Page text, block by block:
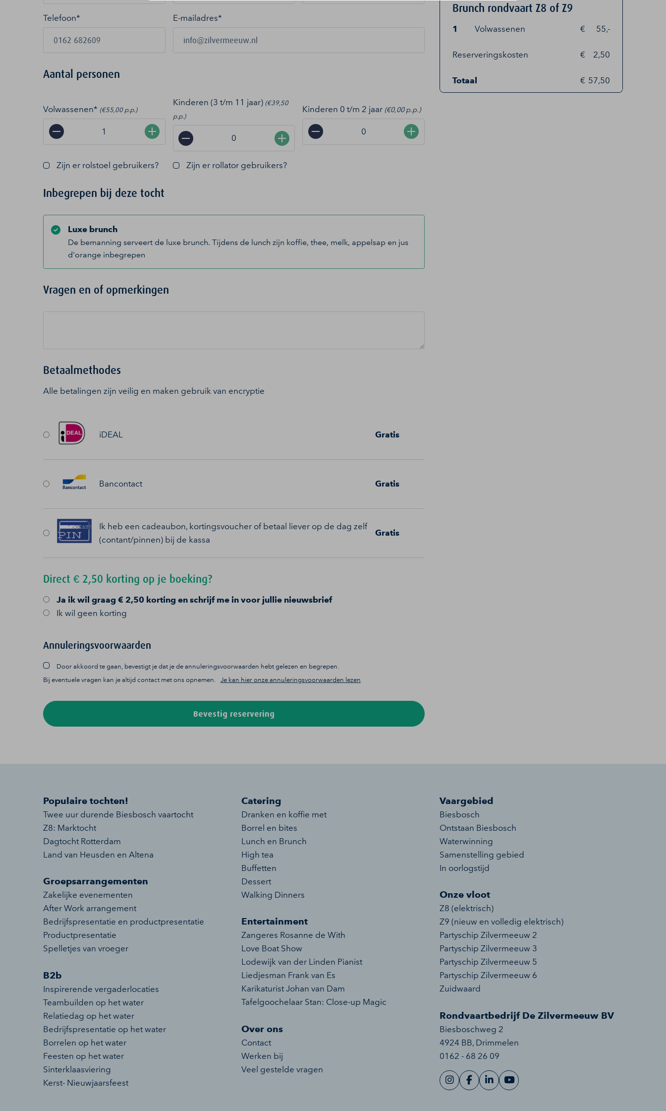
Telefoon* E-mailadres*
Aantal personen
Volwassenen* (€55,00 p.p.)
− +
Kinderen (3 t/m 11 jaar) (€39,50
p.p.)
− +
Kinderen 0 t/m 2 jaar (€0,00 p.p.)
− +
Zijn er rolstoel gebruikers? Zijn er rollator gebruikers?
Inbegrepen bij deze tocht
Luxe brunch
De bemanning serveert de luxe brunch. Tijdens de lunch zijn koffie, thee, melk, appelsap en jus
d'orange inbegrepen
Vragen en of opmerkingen
Brunch rondvaart Z8 of Z9
1 Volwassenen 55,-
Reserveringskosten 2,50
Totaal 57,50
Betaalmethodes
Alle betalingen zijn veilig en maken gebruik van encryptie
iDEAL Gratis
Bancontact Gratis
Ik heb een cadeaubon, kortingsvoucher of betaal liever op de dag zelf
(contant/pinnen) bij de kassa
Gratis
Direct € 2,50 korting op je boeking?
Ja ik wil graag € 2,50 korting en schrijf me in voor jullie nieuwsbrief
Ik wil geen korting
Annuleringsvoorwaarden
Door akkoord te gaan, bevestigt je dat je de annuleringsvoorwaarden hebt gelezen en begrepen.
Bij eventuele vragen kan je altijd contact met ons opnemen.
Je kan hier onze annuleringsvoorwaarden lezen
Bevestig reservering
Populaire tochten!
Twee uur durende Biesbosch vaartocht
Z8: Marktocht
Dagtocht Rotterdam
Land van Heusden en Altena
Groepsarrangementen
Zakelijke evenementen
After Work arrangement
Bedrijfspresentatie en productpresentatie
Productpresentatie
Spelletjes van vroeger
B2b
Inspirerende vergaderlocaties
Teambuilden op het water
Relatiedag op het water
Bedrijfspresentatie op het water
Borrelen op het water
Feesten op het water
Sinterklaasviering
Kerst- Nieuwjaarsfeest
Catering
Dranken en koffie met
Borrel en bites
Lunch en Brunch
High tea
Buffetten
Dessert
Walking Dinners
Entertainment
Zangeres Rosanne de With
Love Boat Show
Lodewijk van der Linden Pianist
Liedjesman Frank van Es
Karikaturist Johan van Dam
Tafelgoochelaar Stan: Close-up Magic
Over ons
Contact
Werken bij
Veel gestelde vragen
Vaargebied
Biesbosch
Ontstaan Biesbosch
Waterwinning
Samenstelling gebied
In oorlogstijd
Onze vloot
Z8 (elektrisch)
Z9 (nieuw en volledig elektrisch)
Partyschip Zilvermeeuw 2
Partyschip Zilvermeeuw 3
Partyschip Zilvermeeuw 5
Partyschip Zilvermeeuw 6
Zuidwaard
Rondvaartbedrijf De Zilvermeeuw BV
Biesboschweg 2
4924 BB, Drimmelen
0162 - 68 26 09